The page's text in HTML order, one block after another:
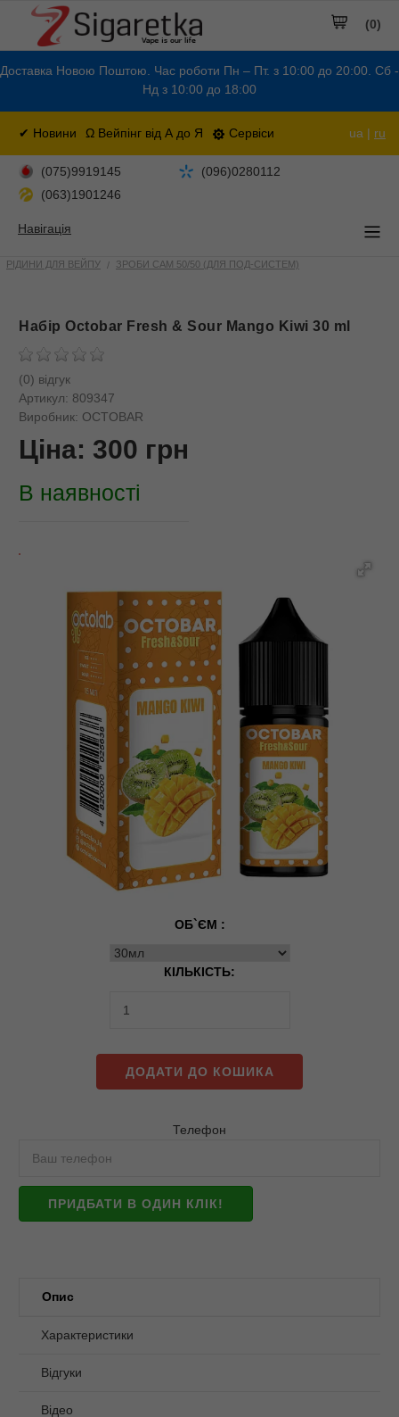
Доставка Новою Поштою. Час роботи Пн – Пт. з 10:00 до 20:00. Сб -
Нд з 10:00 до 18:00
✔ Новини Ω Вейпінг від А до Я Сервіси ua | ru
(0)
(075)9919145
(096)0280112
(063)1901246
Навігація
РІДИНИ ДЛЯ ВЕЙПУ ЗРОБИ САМ 50/50 (ДЛЯ ПОД-СИСТЕМ)
Набір Octobar Fresh & Sour Mango Kiwi 30 ml
(0) відгук
Артикул: 809347
Виробник: OCTOBAR
Ціна: 300 грн
В наявності
ОБ`ЄМ :
КІЛЬКІСТЬ:
ДОДАТИ ДО КОШИКА
Телефон
ПРИДБАТИ В ОДИН КЛІК!
Опис
Характеристики
Відгуки
Відео